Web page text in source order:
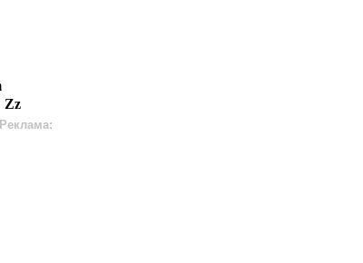
Zz
Реклама: